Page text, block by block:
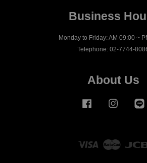
Business
Monday to Friday: AM 09:00 ~
Telephone: 02-7744-
About Us
Facebook Instagram
Visa Master